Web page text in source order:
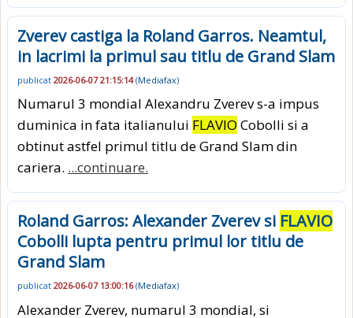
Zverev castiga la Roland Garros. Neamtul,
in lacrimi la primul sau titlu de Grand Slam
publicat 2026-06-07 21:15:14(Mediafax)
Numarul 3 mondial Alexandru Zverev s-a impus
duminica in fata italianului FLAVIO Cobolli si a
obtinut astfel primul titlu de Grand Slam din
cariera. ...continuare.
Roland Garros: Alexander Zverev si FLAVIO
Cobolli lupta pentru primul lor titlu de
Grand Slam
publicat 2026-06-07 13:00:16(Mediafax)
Alexander Zverev, numarul 3 mondial, si